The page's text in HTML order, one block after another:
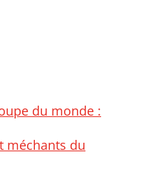
du monde :
méchants du